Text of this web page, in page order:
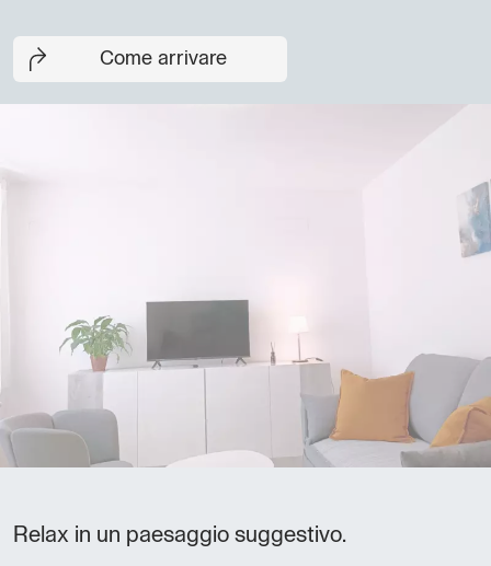
Come arrivare
Relax in un paesaggio suggestivo.